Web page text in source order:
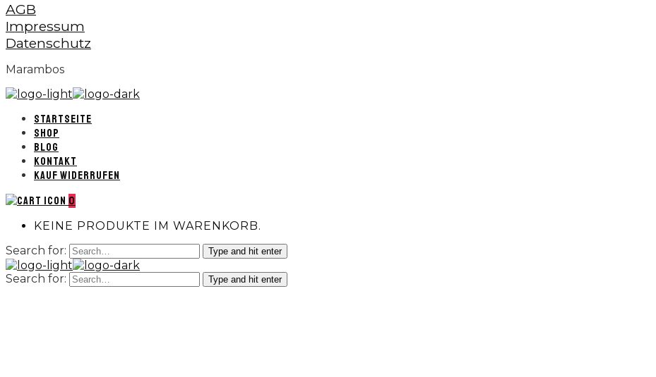
AGB
Impressum
Datenschutz
Marambos
STARTSEITE
SHOP
BLOG
KONTAKT
KAUF WIDERRUFEN
0
KEINE PRODUKTE IM WARENKORB.
Search for:
Type and hit enter
Search for: Type and hit enter